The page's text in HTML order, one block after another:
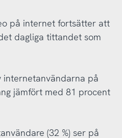
på internet fortsätter att
dagliga tittandet som
internetanvändarna på
jämfört med 81 procent
(32 %) ser på